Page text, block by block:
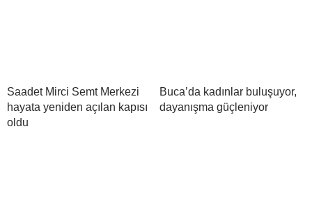
Saadet Mirci Semt Merkezi
hayata yeniden açılan kapısı
oldu
Buca’da kadınlar buluşuyor,
dayanışma güçleniyor